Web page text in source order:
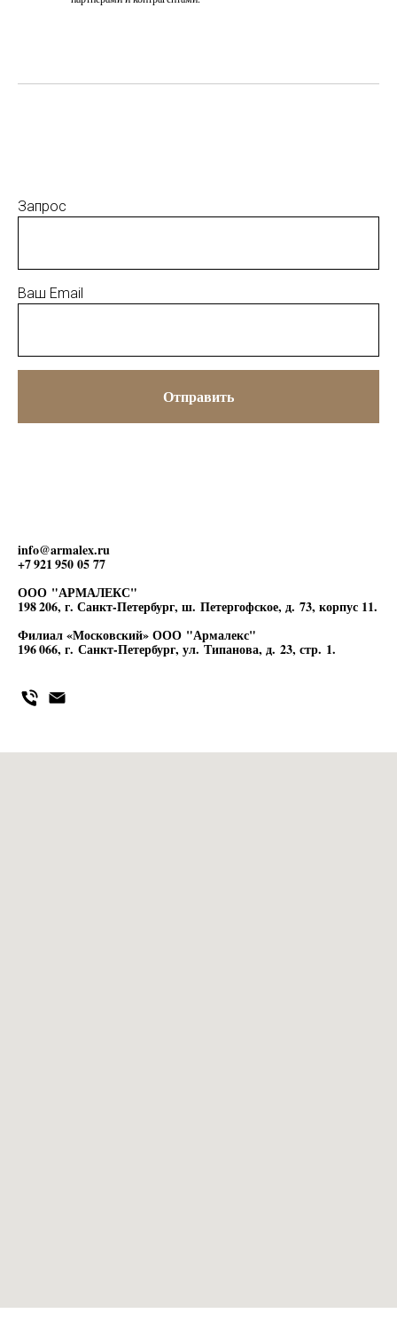
Запрос
Ваш Email
Отправить
info@armalex.ru
+7 921 950 05 77
ООО "АРМАЛЕКС"
198 206, г. Санкт-Петербург, ш. Петергофское, д. 73, корпус 11.
Филиал «Московский» ООО "Армалекс"
196 066, г. Санкт-Петербург, ул. Типанова, д. 23, стр. 1.